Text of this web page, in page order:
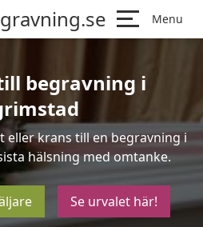
Menu
begravning i
eller krans till en begravning i
hälsning med omtanke.
Se urvalet här!